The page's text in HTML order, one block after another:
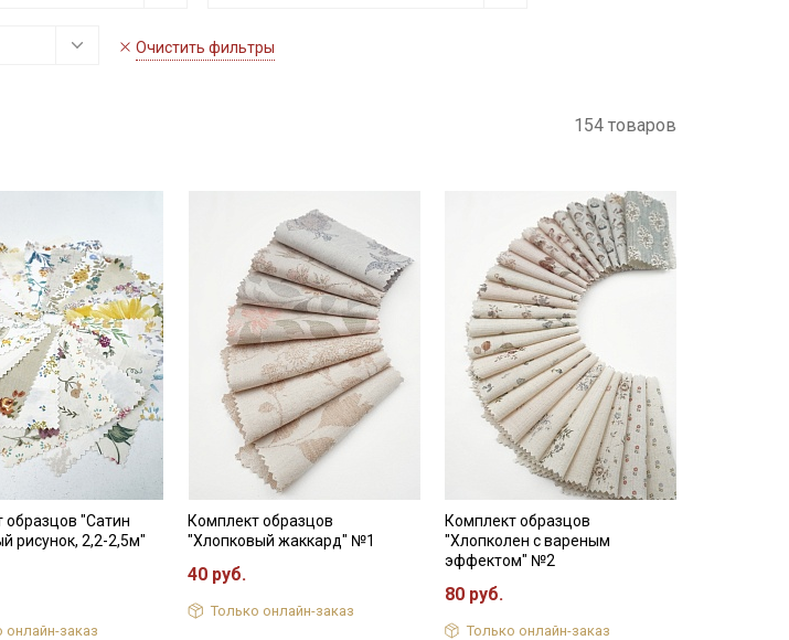
Очистить фильтры
154 товаров
образцов "Сатин
рисунок, 2,2-2,5м"
онлайн-заказ
Комплект образцов
"Хлопковый жаккард" №1
40 руб.
Только онлайн-заказ
Комплект образцов
"Хлопколен с вареным
эффектом" №2
80 руб.
Только онлайн-заказ